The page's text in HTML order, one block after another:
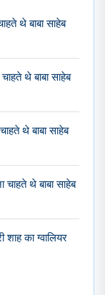
थे बाबा साहेब
थे बाबा साहेब
थे बाबा साहेब
थे बाबा साहेब
शाह का ग्वालियर